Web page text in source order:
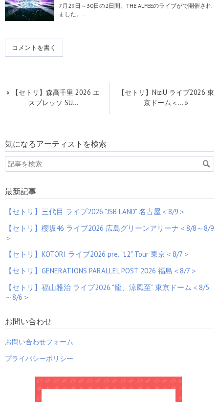
7月29日～30日の2日間、THE ALFEEのライブがで開催され
ました。…
コメントを書く
«
【セトリ】森高千里 2026 エ
スプレッソ SU…
【セトリ】NiziU ライブ2026 東
京ドーム＜… »
気になるアーティストを検索
最新記事
【セトリ】三代目 ライブ2026 "JSB LAND" 名古屋＜8/9＞
【セトリ】櫻坂46 ライブ2026 広島グリーンアリーナ＜8/8～8/9
＞
【セトリ】KOTORI ライブ2026 pre. "12" Tour 東京＜8/7＞
【セトリ】GENERATIONS PARALLEL POST 2026 福島＜8/7＞
【セトリ】福山雅治 ライブ2026 "龍、涼風至" 東京ドーム＜8/5
～8/6＞
お問い合わせ
お問い合わせフォーム
プライバシーポリシー